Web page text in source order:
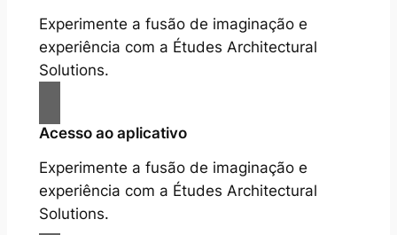
Experimente a fusão de imaginação e
experiência com a Études Architectural
Solutions.
Acesso ao aplicativo
Experimente a fusão de imaginação e
experiência com a Études Architectural
Solutions.